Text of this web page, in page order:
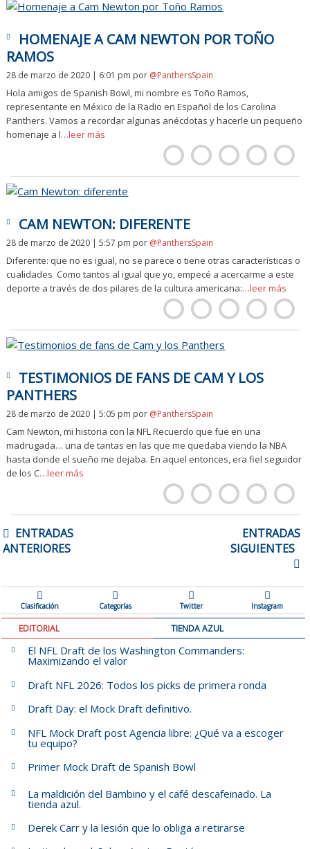
HOMENAJE A CAM NEWTON POR TOÑO
RAMOS
28 de marzo de 2020 | 6:01 pm por @PanthersSpain
Hola amigos de Spanish Bowl, mi nombre es Toño Ramos,
representante en México de la Radio en Español de los Carolina
Panthers. Vamos a recordar algunas anécdotas y hacerle un pequeño
homenaje a l…leer más
CAM NEWTON: DIFERENTE
28 de marzo de 2020 | 5:57 pm por @PanthersSpain
Diferente: que no es igual, no se parece o tiene otras características o
cualidades Como tantos al igual que yo, empecé a acercarme a este
deporte a través de dos pilares de la cultura americana:…leer más
TESTIMONIOS DE FANS DE CAM Y LOS
PANTHERS
28 de marzo de 2020 | 5:05 pm por @PanthersSpain
Cam Newton, mi historia con la NFL Recuerdo que fue en una
madrugada… una de tantas en las que me quedaba viendo la NBA
hasta donde el sueño me dejaba. En aquel entonces, era fiel seguidor
de los C…leer más
DE
ENTRADAS
ENTRADAS
ANTERIORES
ENTRADAS
SIGUIENTES
Clasificación Categorías Twitter Instagram
EDITORIAL TIENDA AZUL
El NFL Draft de los Washington Commanders:
Maximizando el valor
Draft NFL 2026: Todos los picks de primera ronda
Draft Day: el Mock Draft definitivo.
NFL Mock Draft post Agencia libre: ¿Qué va a escoger
tu equipo?
Primer Mock Draft de Spanish Bowl
La maldición del Bambino y el café descafeinado. La
tienda azul.
Derek Carr y la lesión que lo obliga a retirarse